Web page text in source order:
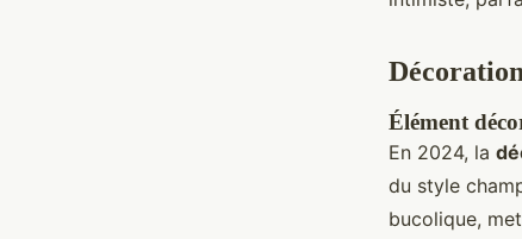
Élément
En 2024, la
du style
bucolique,